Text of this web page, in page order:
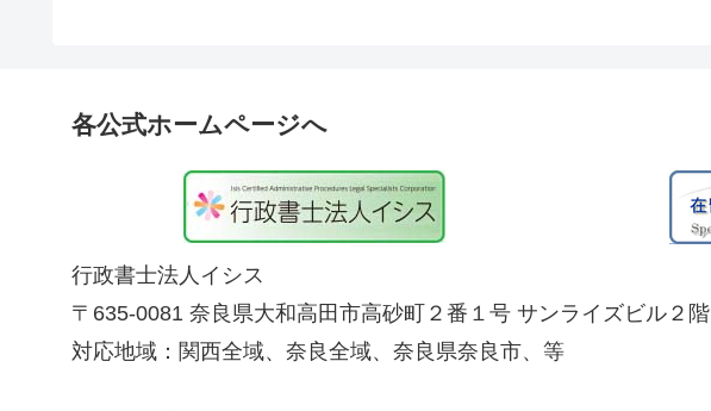
各公式ホームページへ
行政書士法人イシス
〒635-0081 奈良県大和高田市高砂町２番１号 サンライズビル２階
対応地域：関西全域、奈良全域、奈良県奈良市、等